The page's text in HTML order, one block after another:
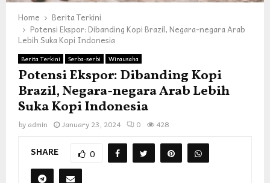
Home
Berita Terkini
Potensi Ekspor: Dibanding Kopi Brazil, Negara-negara Arab
Lebih Suka Kopi Indonesia
Berita Terkini Serba-serbi Wirausaha
Potensi Ekspor: Dibanding Kopi
Brazil, Negara-negara Arab Lebih
Suka Kopi Indonesia
by admin January 23, 2024 0 428
SHARE 0